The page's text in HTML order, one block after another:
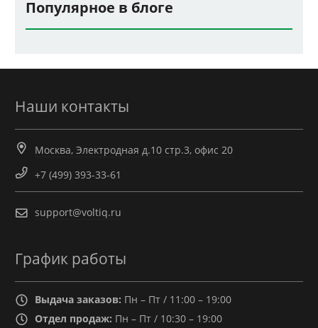
Популярное в блоге
Наши контакты
Москва, Электродная д.10 стр.3, офис 20
+7 (499) 393-33-61
support@voltiq.ru
График работы
Выдача заказов: Пн – Пт / 11:00 – 19:00
Отдел продаж: Пн – Пт / 10:30 – 19:00